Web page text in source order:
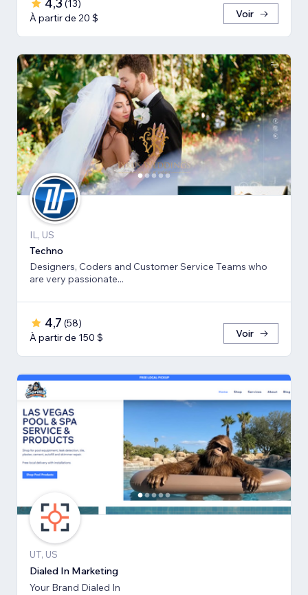
4,3 (13)
À partir de 20 $
Voir
IL, US
Techno
Designers, Coders and Customer Service Teams who
are very passionate...
4,7 (58)
À partir de 150 $
Voir
UT, US
Dialed In Marketing
Your Brand Dialed In